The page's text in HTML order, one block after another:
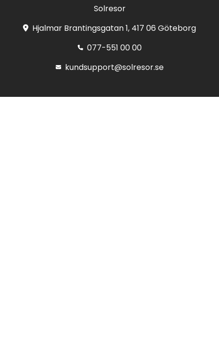
Solresor
Hjalmar Brantingsgatan 1, 417 06 Göteborg
077-551 00 00
kundsupport@solresor.se